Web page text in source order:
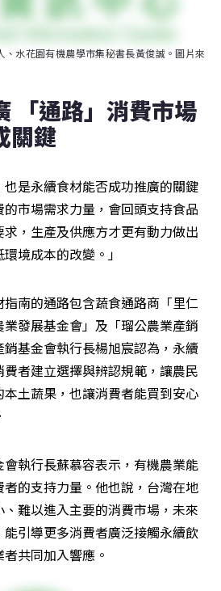
水花園有機農學市集秘書長黃俊誠。圖片來
「通路」消費市場
關鍵
是永續食材能否成功推廣的關鍵
市場需求力量，會回頭支持食品
，生產及供應方才更有動力做出
境成本的改變。」
南的通路包含蔬食通路商「里仁
發展基金會」及「瑠公農業產銷
基金會執行長楊旭宸認為，永續
者建立選擇與辨認規範，讓農民
土蔬果，也讓消費者能買到安心
執行長蘇慕容表示，有機農業能
的支持力量。他也說，台灣在地
難以進入主要的消費市場，未來
引導更多消費者廣泛接觸永續飲
共同加入響應。